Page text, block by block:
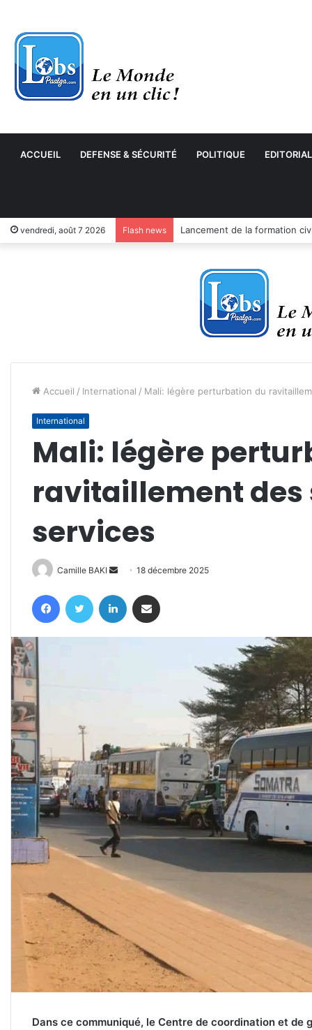
ACCUEIL DEFENSE & SÉCURITÉ POLITIQUE EDITORIAL
vendredi, août 7 2026 Flash news
Accueil / International / Mali: légère perturbation du
International
Mali: légère
ravitaillement
services
Camille BAKI
Envoyer
courriel
18 décembre 2025
FacebookTwitter Linkedin
Dans ce communiqué, le Centre de coordination et de